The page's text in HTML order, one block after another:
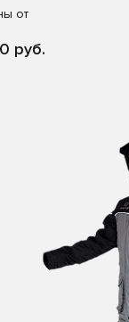
от
руб.